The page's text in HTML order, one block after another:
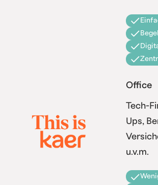
Office
Tech-
Ups,
u.v.m.